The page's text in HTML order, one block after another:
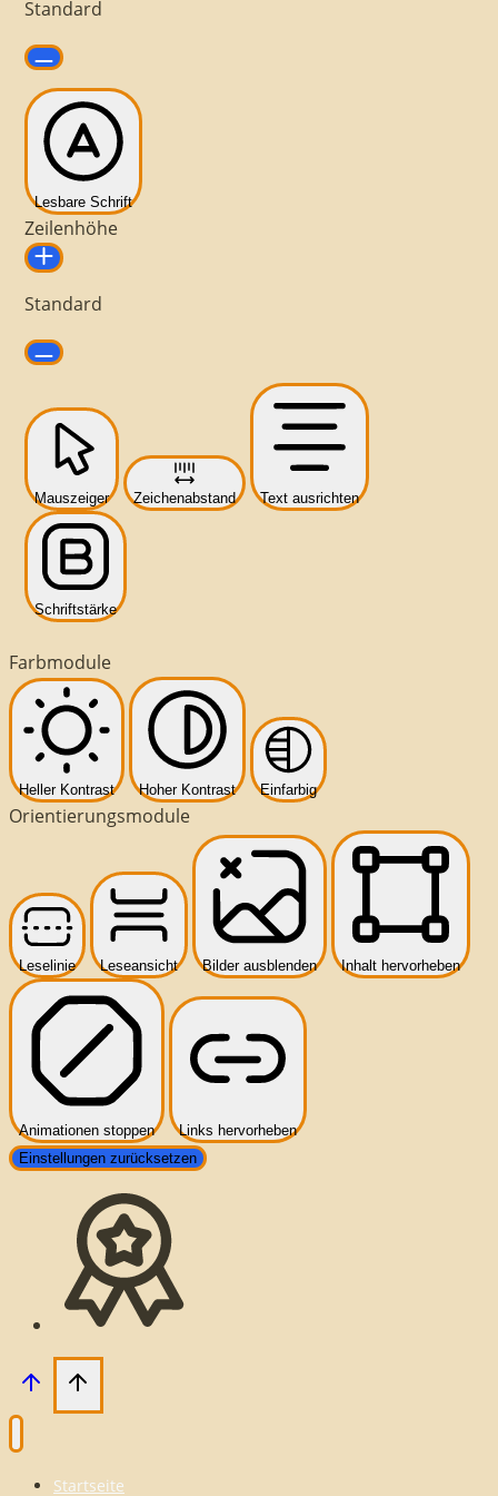
Standard
Lesbare Schrift
Zeilenhöhe
Standard
Mauszeiger Zeichenabstand Text ausrichten
Schriftstärke
Farbmodule
Heller Kontrast Hoher Kontrast Einfarbig
Orientierungsmodule
Leselinie Leseansicht Bilder ausblenden Inhalt hervorheben
Animationen stoppen
Links hervorheben
Einstellungen zurücksetzen
Startseite